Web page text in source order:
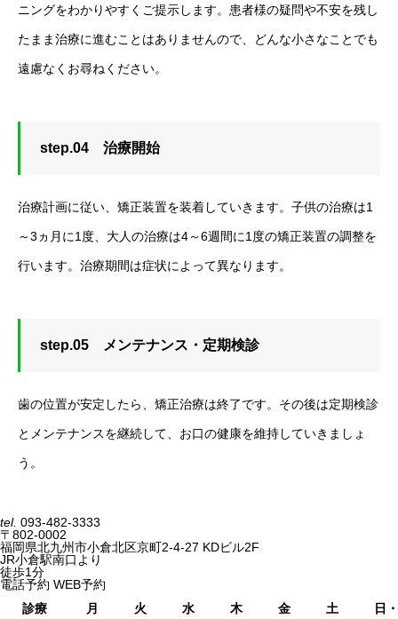
ニングをわかりやすくご提示します。患者様の疑問や不安を残し
たまま治療に進むことはありませんので、どんな小さなことでも
遠慮なくお尋ねください。
step.04 治療開始
治療計画に従い、矯正装置を装着していきます。子供の治療は1
～3ヵ月に1度、大人の治療は4～6週間に1度の矯正装置の調整を
行います。治療期間は症状によって異なります。
step.05 メンテナンス・定期検診
歯の位置が安定したら、矯正治療は終了です。その後は定期検診
とメンテナンスを継続して、お口の健康を維持していきましょ
う。
tel. 093-482-3333
〒802-0002
福岡県北九州市小倉北区京町2-4-27 KDビル2F
JR小倉駅南口より
徒歩1分
電話予約 WEB予約
診療
月 火 水 木 金 土
日・